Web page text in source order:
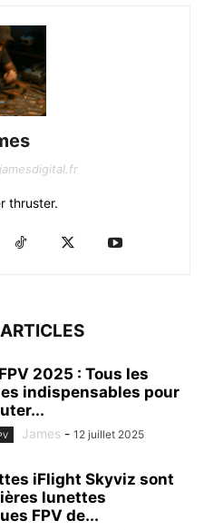
thruster.
2025 : Tous les
indispensables pour
James - 12 juillet 2025
iFlight Skyviz sont
lunettes
FPV de...